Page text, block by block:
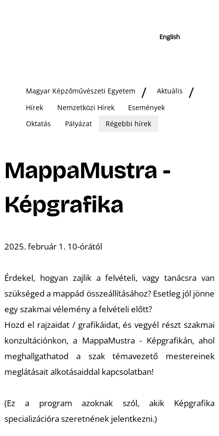
English
Magyar Képzőművészeti Egyetem
Aktuális
Hírek
Nemzetközi Hírek
Események
Oktatás
Pályázat Régebbi hírek
MappaMustra -
Képgrafika
2025. február 1. 10-órától
Érdekel, hogyan zajlik a felvételi, vagy tanácsra van
szükséged a mappád összeállításához? Esetleg jól jönne
egy szakmai vélemény a felvételi előtt?
Hozd el rajzaidat / grafikáidat, és vegyél részt szakmai
konzultációnkon, a MappaMustra - Képgrafikán, ahol
meghallgathatod a szak témavezető mestereinek
meglátásait alkotásaiddal kapcsolatban!
(Ez a program azoknak szól, akik Képgrafika
specializációra szeretnének jelentkezni.)